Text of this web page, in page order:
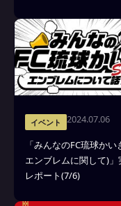
イベント 2024.07.06
「みんなのFC琉球かい
エンブレムに関して)」
レポート(7/6)